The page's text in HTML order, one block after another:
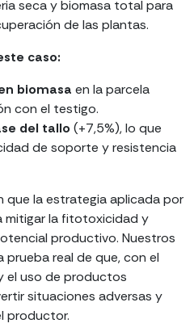
seca y biomasa total para
de las plantas.
caso:
biomasa en la parcela
con el testigo.
del tallo (+7,5%), lo que
de soporte y resistencia
que la estrategia aplicada por
mitigar la fitotoxicidad y
productivo. Nuestros
real de que, con el
el uso de productos
situaciones adversas y
productor.